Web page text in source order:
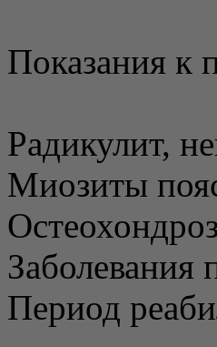
Показания к
Радикулит,
Миозиты
Заболевания
Период